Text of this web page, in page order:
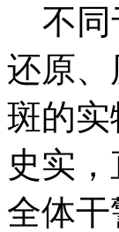
不同
还原
斑的
史实
全体